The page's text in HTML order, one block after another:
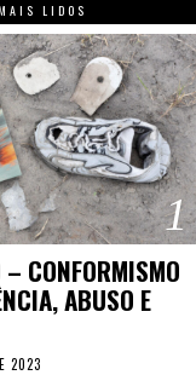
LIDOS
1
CONFORMISMO
ABUSO E
2023